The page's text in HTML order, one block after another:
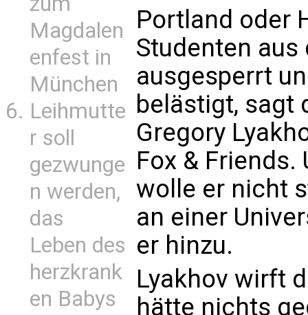
Magdalen
enfest in
München
Leihmutte
r soll
gezwunge
n werden,
das
Leben des
herzkrank
en Babys
Portland oder
Studenten
ausgesperrt
belästigt, sagt
Gregory
Fox &
wolle er nicht
an einer
er hinzu.
Lyakhov wirft
hätte nichts